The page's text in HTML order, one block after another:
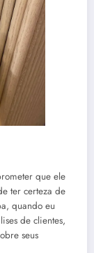
que ele
ter certeza de
quando eu
de clientes,
seus